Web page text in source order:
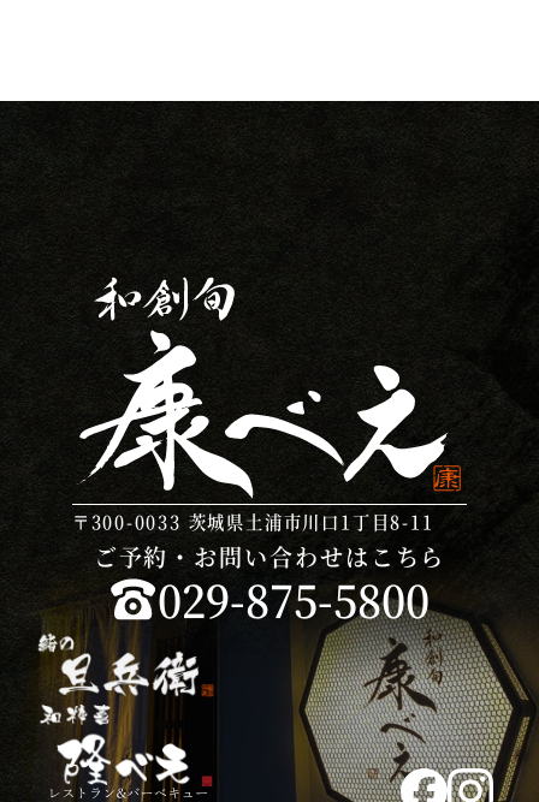
〒300-0033 茨城県土浦市川口1丁目8-11
ご予約・お問い合わせはこちら
029-875-5800